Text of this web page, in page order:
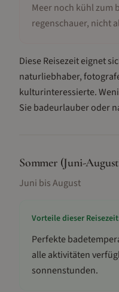
Meer noch kühl zum
regenschauer, nicht
Diese Reisezeit eignet
naturliebhaber,
kulturinteressierte.
Sie badeurlauber oder
Sommer (Juni-
Juni bis August
Vorteile dieser
Perfekte
alle aktivitäten
sonnenstunden.